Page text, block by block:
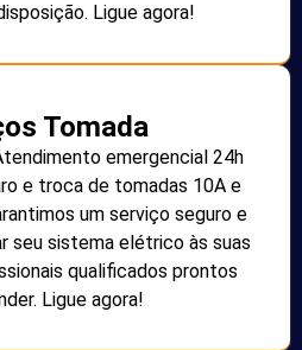
Ligue agora!
Tomada
emergencial 24h
e troca de tomadas 10A e
um serviço seguro e
seu sistema elétrico às suas
qualificados prontos
Ligue agora!